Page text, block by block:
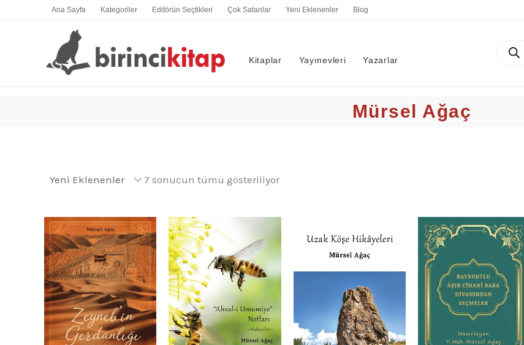
Ana Sayfa Kategoriler Editörün Seçtikleri Çok Satanlar Yeni Eklenenler Blog
Kitaplar Yayınevleri Yazarlar
search
Mürsel Ağaç
7 sonucun tümü gösteriliyor
En
yeniye